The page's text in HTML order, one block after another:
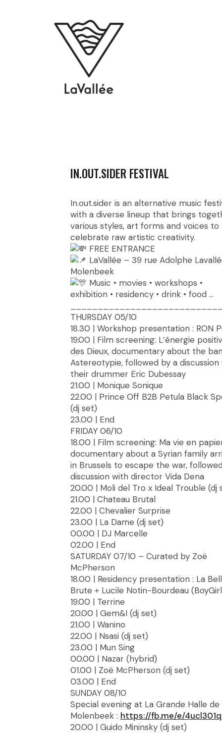
IN.OUT.SIDER FESTIVAL
In.out.sider is an alternative music
with a diverse lineup that brings
various styles, art forms and voices to
celebrate raw artistic creativity.
FREE ENTRANCE
LaVallée – 39 rue Adolphe
Molenbeek
Music • movies • workshops •
exhibition • residency • drink • food …
THURSDAY 05/10
18.30 | Workshop presentation : RON
19.00 | Film screening: L’énergie
des Dieux, documentary about the
Astereotypie, followed by a discussion
their drummer Eric Dubessay
21.00 | Monique Sonique
22.00 | Prince Off B2B Petula Black
(dj set)
23.00 | End
FRIDAY 06/10
18.00 | Film screening: Ma vie en
documentary about a Syrian family
in Brussels to escape the war,
discussion with director Vida Dena
20.00 | Moli del Tro x Ideal Trouble (dj
21.00 | Chateau Brutal
22.00 | Chevalier Surprise
23.00 | La Dame (dj set)
00.00 | DJ Marcelle
02.00 | End
SATURDAY 07/10 – Curated by Zoë
McPherson
18.00 | Residency presentation : La
Brute + Lucile Notin-Bourdeau
19.00 | Terrine
20.00 | Gem&I (dj set)
21.00 | Wanino
22.00 | Nsasi (dj set)
23.00 | Mun Sing
00.00 | Nazar (hybrid)
01.00 | Zoë McPherson (dj set)
03.00 | End
SUNDAY 08/10
Special evening at La Grande Halle de
Molenbeek : https://fb.me/e/
20.00 | Guido Mininsky (dj set)